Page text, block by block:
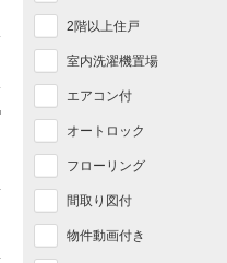
2階以上住戸
室内洗濯機置場
エアコン付
オートロック
フローリング
間取り図付
物件動画付き